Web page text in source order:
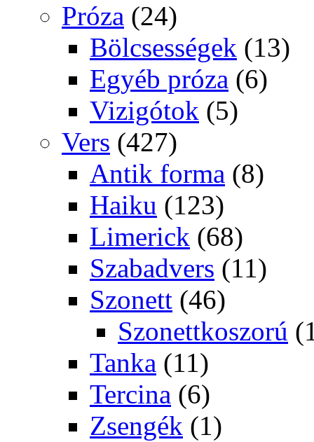
Próza (24)
Bölcsességek (13)
Egyéb próza (6)
Vizigótok (5)
Vers (427)
Antik forma (8)
Haiku (123)
Limerick (68)
Szabadvers (11)
Szonett (46)
Szonettkoszorú
Tanka (11)
Tercina (6)
Zsengék (1)